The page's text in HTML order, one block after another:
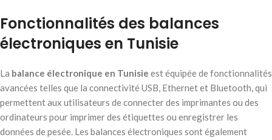
Fonctionnalités des balances
électroniques en Tunisie
La balance électronique en Tunisie est équipée de fonctionnalités
avancées telles que la connectivité USB, Ethernet et Bluetooth, qui
permettent aux utilisateurs de connecter des imprimantes ou des
ordinateurs pour imprimer des étiquettes ou enregistrer les
données de pesée. Les balances électroniques sont également